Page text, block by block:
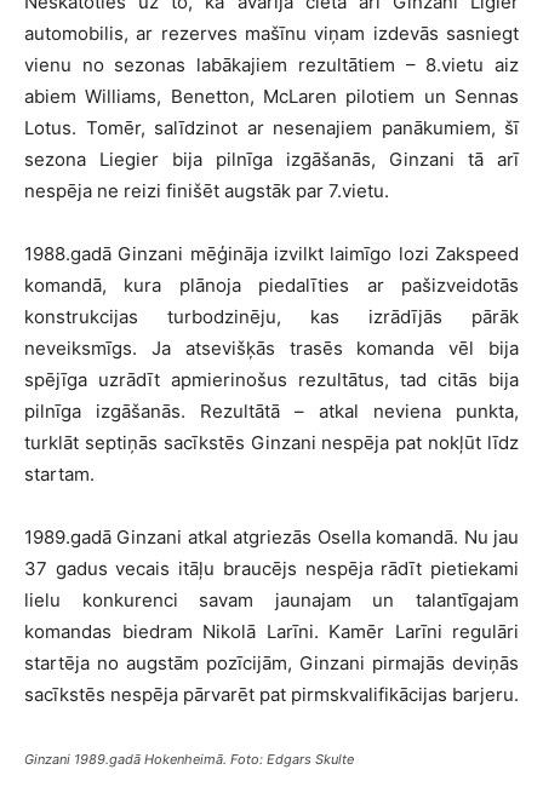
automobilis, ar rezerves mašīnu viņam izdevās sasniegt
vienu no sezonas labākajiem rezultātiem – 8.vietu aiz
abiem Williams, Benetton, McLaren pilotiem un Sennas
Lotus. Tomēr, salīdzinot ar nesenajiem panākumiem, šī
sezona Liegier bija pilnīga izgāšanās, Ginzani tā arī
nespēja ne reizi finišēt augstāk par 7.vietu.
1988.gadā Ginzani mēģināja izvilkt laimīgo lozi Zakspeed
komandā, kura plānoja piedalīties ar pašizveidotās
konstrukcijas turbodzinēju, kas izrādījās pārāk
neveiksmīgs. Ja atsevišķās trasēs komanda vēl bija
spējīga uzrādīt apmierinošus rezultātus, tad citās bija
pilnīga izgāšanās. Rezultātā – atkal neviena punkta,
turklāt septiņās sacīkstēs Ginzani nespēja pat nokļūt līdz
startam.
1989.gadā Ginzani atkal atgriezās Osella komandā. Nu jau
37 gadus vecais itāļu braucējs nespēja rādīt pietiekami
lielu konkurenci savam jaunajam un talantīgajam
komandas biedram Nikolā Larīni. Kamēr Larīni regulāri
startēja no augstām pozīcijām, Ginzani pirmajās deviņās
sacīkstēs nespēja pārvarēt pat pirmskvalifikācijas barjeru.
Ginzani 1989.gadā Hokenheimā. Foto: Edgars Skulte